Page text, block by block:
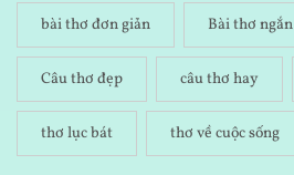
bài thơ đơn giản Bài thơ ngắn
Câu thơ đẹp câu thơ hay
thơ lục bát thơ về cuộc sống